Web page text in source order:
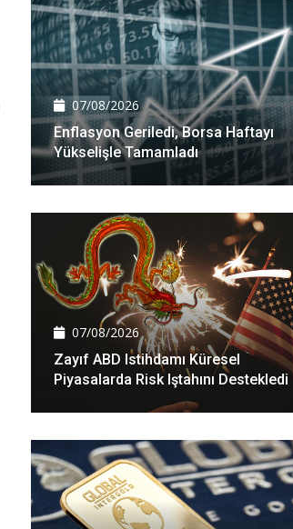
07/08/2026
Enflasyon Geriledi, Borsa Haftayı
Yükselişle Tamamladı
07/08/2026
Zayıf ABD Istihdamı Küresel
Piyasalarda Risk Iştahını Destekledi